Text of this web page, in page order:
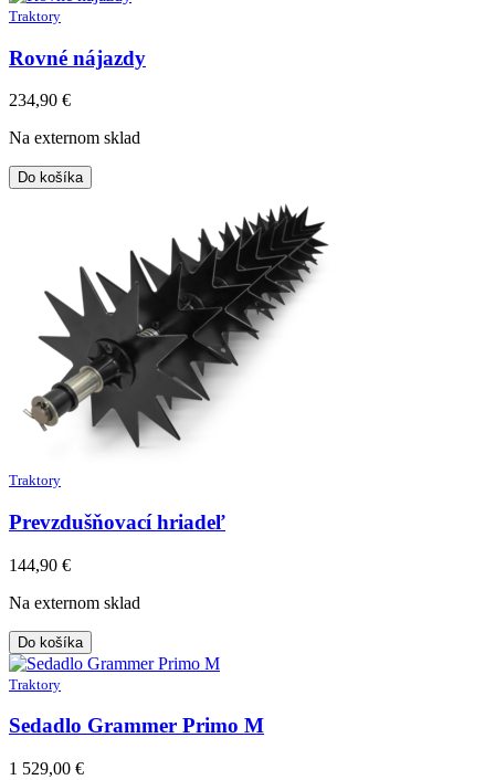
Traktory
Rovné nájazdy
234,90 €
Na externom sklad
Do košíka
Traktory
Prevzdušňovací hriadeľ
144,90 €
Na externom sklad
Do košíka
Traktory
Sedadlo Grammer Primo M
1 529,00 €